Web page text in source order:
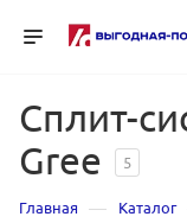
Сплит-
Gree
5
Главная — Каталог